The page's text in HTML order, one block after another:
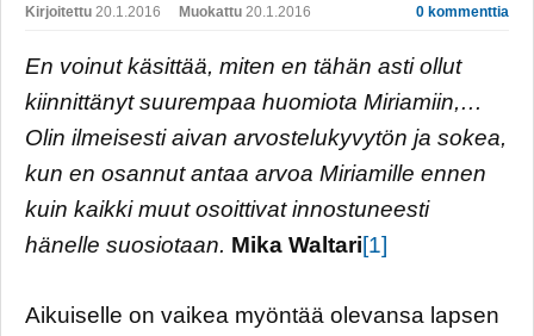
0 kommenttia
Kirjoitettu 20.1.2016 Muokattu 20.1.2016
En voinut käsittää, miten en tähän asti ollut
kiinnittänyt suurempaa huomiota Miriamiin,…
Olin ilmeisesti aivan arvostelukyvytön ja sokea,
kun en osannut antaa arvoa Miriamille ennen
kuin kaikki muut osoittivat innostuneesti
hänelle suosiotaan. Mika Waltari[1]
Aikuiselle on vaikea myöntää olevansa lapsen